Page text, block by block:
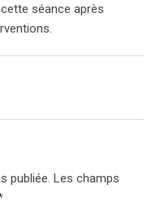
séance après
publiée. Les champs